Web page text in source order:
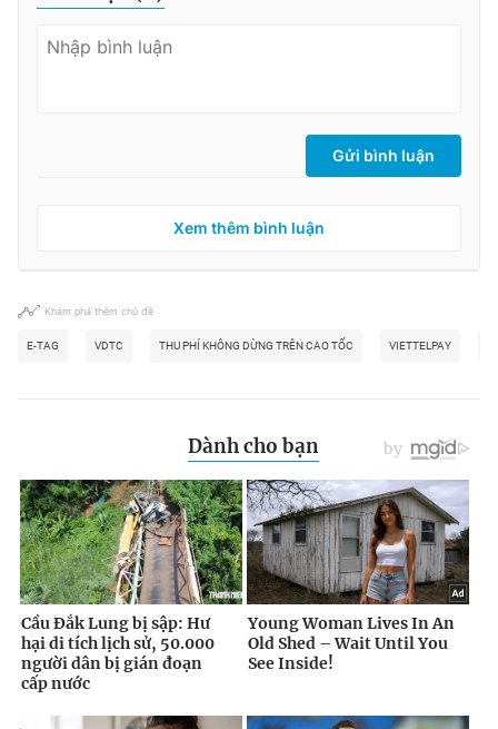
Gửi bình luận
Xem thêm bình luận
Khám phá thêm chủ đề
E-TAG VDTC THU PHÍ KHÔNG DỪNG TRÊN CAO TỐC VIETTELPAY